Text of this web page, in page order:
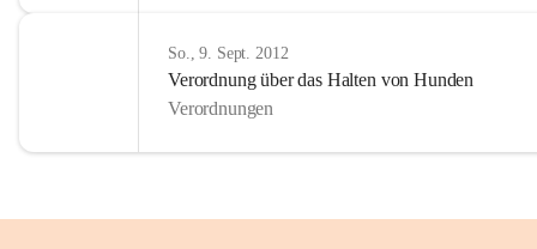
So., 9. Sept. 2012
Verordnung über das Halten von Hunden
Verordnungen